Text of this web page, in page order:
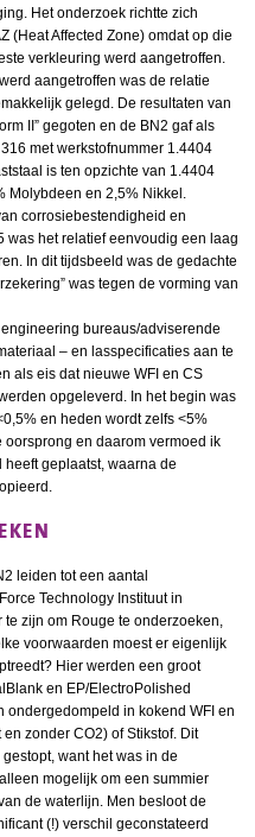
Het onderzoek richtte zich
(Heat Affected Zone) omdat op die
verkleuring werd aangetroffen.
aangetroffen was de relatie
gelegd. De resultaten van
II” gegoten en de BN2 gaf als
met werkstofnummer 1.4404
is ten opzichte van 1.4404
Molybdeen en 2,5% Nikkel.
corrosiebestendigheid en
het relatief eenvoudig een laag
In dit tijdsbeeld was de gedachte
was tegen de vorming van
bureaus/adviserende
– en lasspecificaties aan te
als eis dat nieuwe WFI en CS
opgeleverd. In het begin was
en heden wordt zelfs <5%
en daarom vermoed ik
geplaatst, waarna de
leiden tot een aantal
Technology Instituut in
zijn om Rouge te onderzoeken,
voorwaarden moest er eigenlijk
Hier werden een groot
en EP/ElectroPolished
in kokend WFI en
zonder CO2) of Stikstof. Dit
want het was in de
mogelijk om een summier
de waterlijn. Men besloot de
(!) verschil geconstateerd